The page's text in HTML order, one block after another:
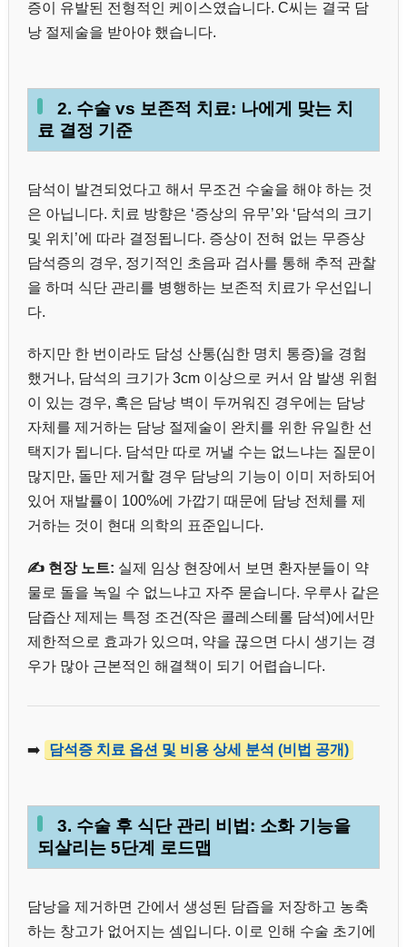
증이 유발된 전형적인 케이스였습니다. C씨는 결국 담
낭 절제술을 받아야 했습니다.
2. 수술 vs 보존적 치료: 나에게 맞는 치
료 결정 기준
담석이 발견되었다고 해서 무조건 수술을 해야 하는 것
은 아닙니다. 치료 방향은 ‘증상의 유무’와 ‘담석의 크기
및 위치’에 따라 결정됩니다. 증상이 전혀 없는 무증상
담석증의 경우, 정기적인 초음파 검사를 통해 추적 관찰
을 하며 식단 관리를 병행하는 보존적 치료가 우선입니
다.
하지만 한 번이라도 담성 산통(심한 명치 통증)을 경험
했거나, 담석의 크기가 3cm 이상으로 커서 암 발생 위험
이 있는 경우, 혹은 담낭 벽이 두꺼워진 경우에는 담낭
자체를 제거하는 담낭 절제술이 완치를 위한 유일한 선
택지가 됩니다. 담석만 따로 꺼낼 수는 없느냐는 질문이
많지만, 돌만 제거할 경우 담낭의 기능이 이미 저하되어
있어 재발률이 100%에 가깝기 때문에 담낭 전체를 제
거하는 것이 현대 의학의 표준입니다.
✍️ 현장 노트: 실제 임상 현장에서 보면 환자분들이 약
물로 돌을 녹일 수 없느냐고 자주 묻습니다. 우루사 같은
담즙산 제제는 특정 조건(작은 콜레스테롤 담석)에서만
제한적으로 효과가 있으며, 약을 끊으면 다시 생기는 경
우가 많아 근본적인 해결책이 되기 어렵습니다.
➡️ 담석증 치료 옵션 및 비용 상세 분석 (비법 공개)
3. 수술 후 식단 관리 비법: 소화 기능을
되살리는 5단계 로드맵
담낭을 제거하면 간에서 생성된 담즙을 저장하고 농축
하는 창고가 없어지는 셈입니다. 이로 인해 수술 초기에